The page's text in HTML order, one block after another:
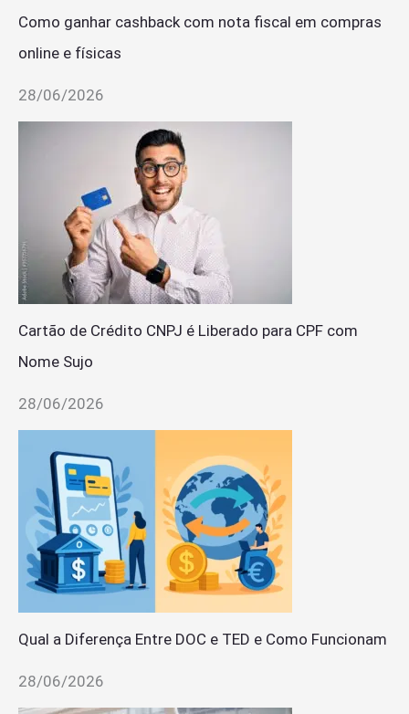
Como ganhar cashback com nota fiscal em compras
online e físicas
28/06/2026
Cartão de Crédito CNPJ é Liberado para CPF com
Nome Sujo
28/06/2026
Qual a Diferença Entre DOC e TED e Como Funcionam
28/06/2026